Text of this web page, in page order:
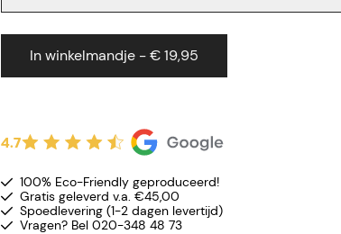
In winkelmandje - € 19,95
4.7
100% Eco-Friendly geproduceerd!
Gratis geleverd v.a. €45,00
Spoedlevering (1-2 dagen levertijd)
Vragen? Bel 020-348 48 73